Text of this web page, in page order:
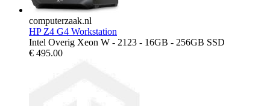
computerzaak.nl
HP Z4 G4 Workstation
Intel Overig Xeon W - 2123 - 16GB - 256GB SSD
€ 495.00